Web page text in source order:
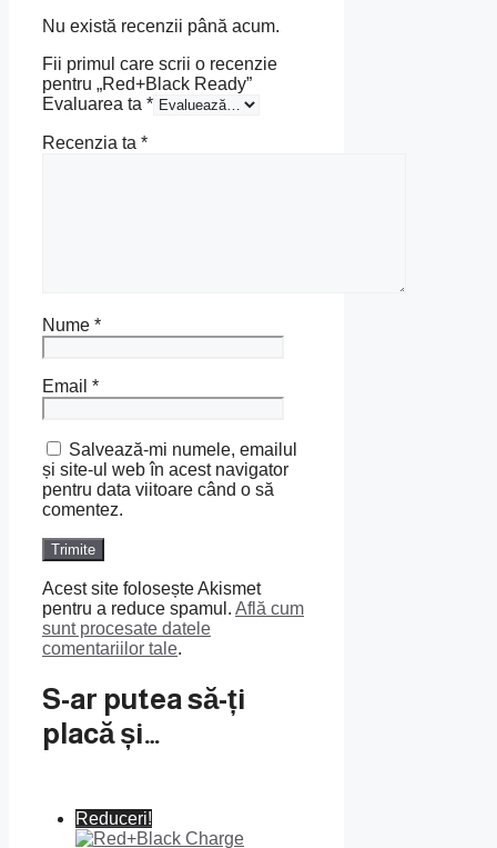
Nu există recenzii până acum.
Fii primul care scrii o recenzie
pentru „Red+Black Ready”
Evaluarea ta *
Recenzia ta *
Nume *
Email *
Salvează-mi numele, emailul
și site-ul web în acest navigator
pentru data viitoare când o să
comentez.
Acest site folosește Akismet
pentru a reduce spamul. Află cum
sunt procesate datele
comentariilor tale.
S-ar putea să-ți
placă și…
Reduceri!